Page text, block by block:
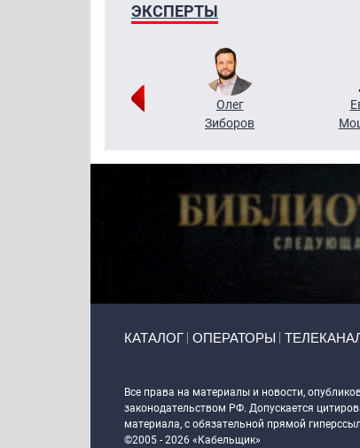
ЭКСПЕРТЫ
Олег
Зиборов
КАТАЛОГ ОПЕРАТОРЫ
Все права на материалы и новости,
законодательством РФ. Допускается
материала, с обязательной прямой
©2005 - 2026 «Кабельщик»